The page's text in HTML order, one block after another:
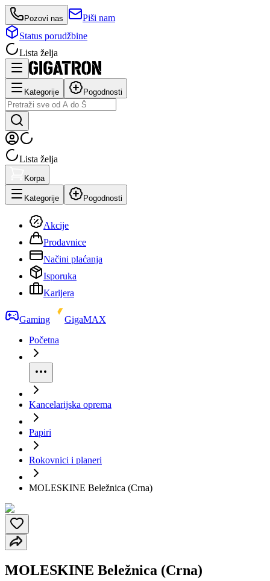
Pozovi nas
Piši nam
Status porudžbine
Lista želja
Kategorije Pogodnosti
Lista želja
Korpa
Kategorije Pogodnosti
Akcije
Prodavnice
Načini plaćanja
Isporuka
Karijera
Gaming
GigaMAX
Početna
Kancelarijska oprema
Papiri
Rokovnici i planeri
MOLESKINE Beležnica (Crna)
MOLESKINE Beležnica (Crna)